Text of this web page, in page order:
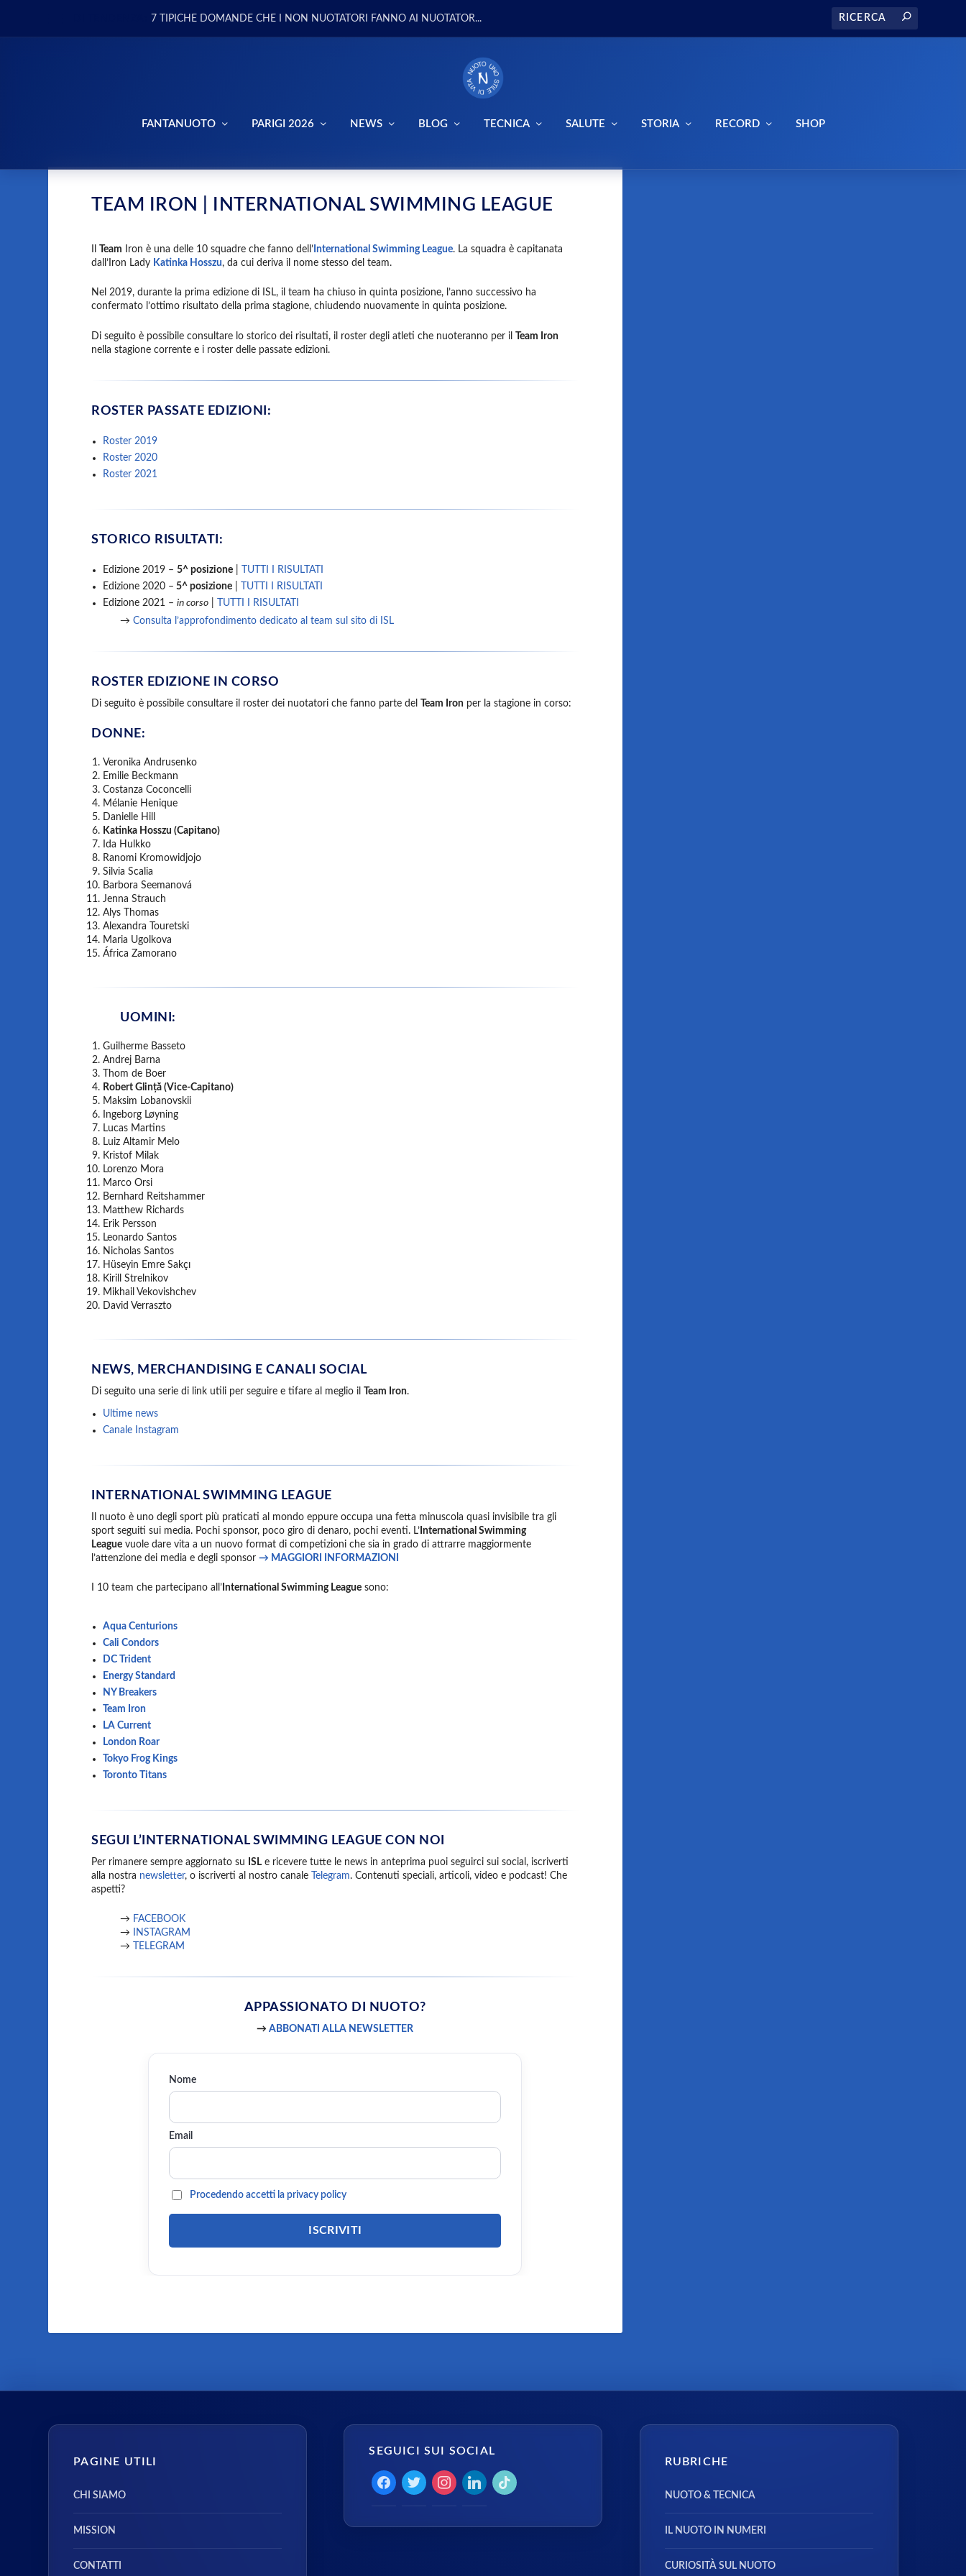
7 TIPICHE DOMANDE CHE I NON NUOTATORI FANNO AI NUOTATOR...
FANTANUOTO PARIGI 2026 NEWS BLOG TECNICA SALUTE STORIA RECORD SHOP
TEAM IRON | INTERNATIONAL SWIMMING LEAGUE
Team Ironè una delle 10 squadre che fanno dell’ International Swimming League. La squadra è capitanata
dall’Iron Lady Katinka Hosszu, da cui deriva il nome stesso del team.
Nel 2019, durante la prima edizione di ISL, il team ha chiuso in quinta posizione, l’anno successivo ha
confermato l’ottimo risultato della prima stagione, chiudendo nuovamente in quinta posizione.
Di seguito è possibile consultare lo storico dei risultati, il roster degli atleti che nuoteranno per ilTeam Iron
nella stagione corrente e i roster delle passate edizioni.
ROSTER PASSATE EDIZIONI:
Roster 2019
Roster 2020
Roster 2021
STORICO RISULTATI:
Edizione 2019 –5^ posizione
TUTTI I RISULTATI
Edizione 2020 – 5^ posizione
TUTTI I RISULTATI
Edizione 2021 –in corso
TUTTI I RISULTATI
→Consulta l’approfondimento dedicato al team sul sito di ISL
ROSTER EDIZIONE IN CORSO
Di seguito è possibile consultare il roster dei nuotatori che fanno parte delTeam Iron per la stagione in corso:
DONNE:
Veronika Andrusenko
Emilie Beckmann
Costanza Coconcelli
Mélanie Henique
Danielle Hill
Katinka Hosszu (Capitano)
Ida Hulkko
Ranomi Kromowidjojo
Silvia Scalia
Barbora Seemanová
Jenna Strauch
Alys Thomas
Alexandra Touretski
Maria Ugolkova
África Zamorano
UOMINI:
Guilherme Basseto
Andrej Barna
Thom de Boer
Robert Glință (Vice-Capitano)
Maksim Lobanovskii
Ingeborg Løyning
Lucas Martins
Luiz Altamir Melo
Kristof Milak
Lorenzo Mora
Marco Orsi
Bernhard Reitshammer
Matthew Richards
Erik Persson
Leonardo Santos
Nicholas Santos
Hüseyin Emre Sakçı
Kirill Strelnikov
Mikhail Vekovishchev
David Verraszto
NEWS, MERCHANDISING E CANALI SOCIAL
Di seguito una serie di link utili per seguire e tifare al meglio il Team Iron.
Ultime news
Canale Instagram
INTERNATIONAL SWIMMING LEAGUE
Il nuoto è uno degli sport più praticati al mondo eppure occupa una fetta minuscola quasi invisibile tra gli
sport seguiti sui media. Pochi sponsor, poco giro di denaro, pochi eventi. L’ International Swimming
League vuole dare vita a un nuovo format di competizioni che sia in grado di attrarre maggiormente
l’attenzione dei media e degli sponsor→ MAGGIORI INFORMAZIONI
I 10 team che partecipano all’ International Swimming League sono:
Aqua Centurions
Cali Condors
DC Trident
Energy Standard
NY Breakers
Team Iron
LA Current
London Roar
Tokyo Frog Kings
Toronto Titans
SEGUI L’INTERNATIONAL SWIMMING LEAGUE CON NOI
Per rimanere sempre aggiornato su ISL e ricevere tutte le news in anteprima puoi seguirci sui social, iscriverti
alla nostra newsletter, o iscriverti al nostro canale Telegram. Contenuti speciali, articoli, video e podcast! Che
aspetti?
→ FACEBOOK
→ INSTAGRAM
→
TELEGRAM
APPASSIONATO DI NUOTO?
→ABBONATI ALLA NEWSLETTER
Nome
Email
Procedendo accetti la privacy policy
PAGINE UTILI
CHI SIAMO
MISSION
CONTATTI
SEGUICI SUI SOCIAL
RUBRICHE
NUOTO & TECNICA
IL NUOTO IN NUMERI
CURIOSITÀ SUL NUOTO